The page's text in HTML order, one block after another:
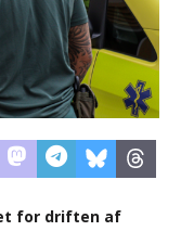
for driften af